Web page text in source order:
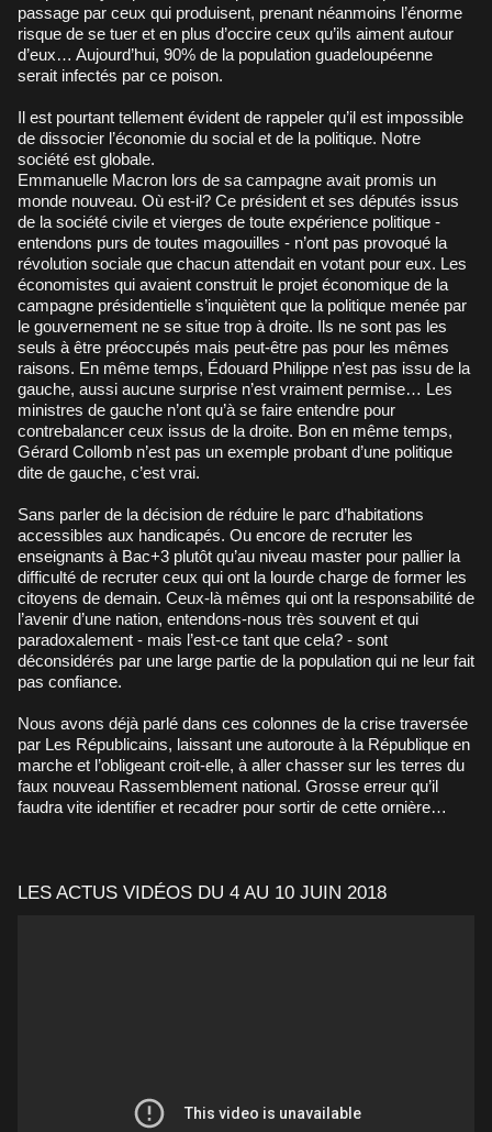
passage par ceux qui produisent, prenant néanmoins l’énorme
risque de se tuer et en plus d’occire ceux qu’ils aiment autour
d’eux… Aujourd’hui, 90% de la population guadeloupéenne
serait infectés par ce poison.
Il est pourtant tellement évident de rappeler qu’il est impossible
de dissocier l’économie du social et de la politique. Notre
société est globale.
Emmanuelle Macron lors de sa campagne avait promis un
monde nouveau. Où est-il? Ce président et ses députés issus
de la société civile et vierges de toute expérience politique -
entendons purs de toutes magouilles - n’ont pas provoqué la
révolution sociale que chacun attendait en votant pour eux. Les
économistes qui avaient construit le projet économique de la
campagne présidentielle s’inquiètent que la politique menée par
le gouvernement ne se situe trop à droite. Ils ne sont pas les
seuls à être préoccupés mais peut-être pas pour les mêmes
raisons. En même temps, Édouard Philippe n’est pas issu de la
gauche, aussi aucune surprise n’est vraiment permise… Les
ministres de gauche n’ont qu’à se faire entendre pour
contrebalancer ceux issus de la droite. Bon en même temps,
Gérard Collomb n’est pas un exemple probant d’une politique
dite de gauche, c’est vrai.
Sans parler de la décision de réduire le parc d’habitations
accessibles aux handicapés. Ou encore de recruter les
enseignants à Bac+3 plutôt qu’au niveau master pour pallier la
difficulté de recruter ceux qui ont la lourde charge de former les
citoyens de demain. Ceux-là mêmes qui ont la responsabilité de
l’avenir d’une nation, entendons-nous très souvent et qui
paradoxalement - mais l’est-ce tant que cela? - sont
déconsidérés par une large partie de la population qui ne leur fait
pas confiance.
Nous avons déjà parlé dans ces colonnes de la crise traversée
par Les Républicains, laissant une autoroute à la République en
marche et l’obligeant croit-elle, à aller chasser sur les terres du
faux nouveau Rassemblement national. Grosse erreur qu’il
faudra vite identifier et recadrer pour sortir de cette ornière…
LES ACTUS VIDÉOS DU 4 AU 10 JUIN 2018